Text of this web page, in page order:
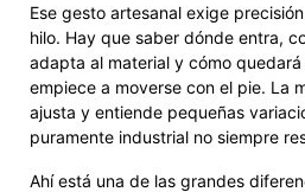
Ese gesto artesanal exige
hilo. Hay que saber dónde entra,
adapta al material y cómo
empiece a moverse con el pie. La
ajusta y entiende pequeñas
puramente industrial no siempre
Ahí está una de las grandes